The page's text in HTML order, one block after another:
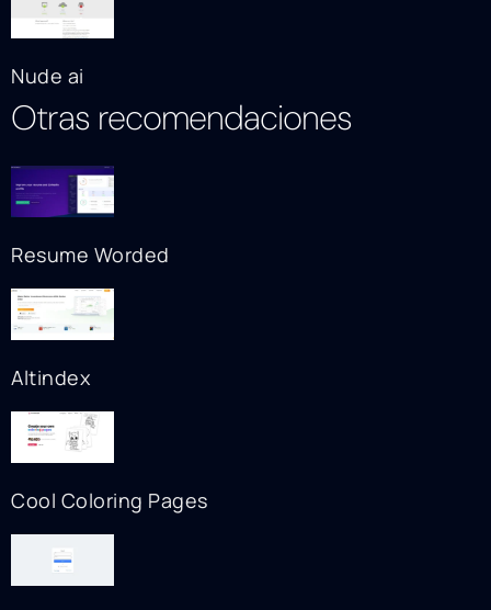
Nude ai
Otras recomendaciones
Resume Worded
Altindex
Cool Coloring Pages